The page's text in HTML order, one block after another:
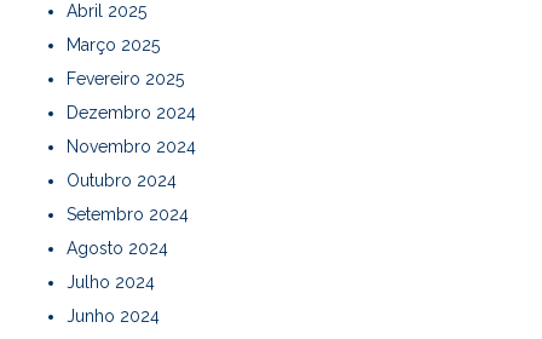
Abril 2025
Março 2025
Fevereiro 2025
Dezembro 2024
Novembro 2024
Outubro 2024
Setembro 2024
Agosto 2024
Julho 2024
Junho 2024